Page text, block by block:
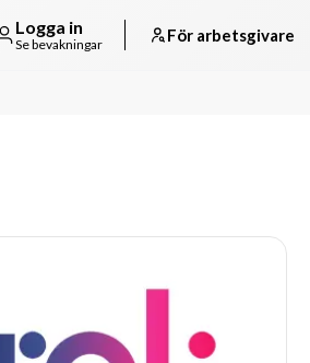
Logga in
Se bevakningar För arbetsgivare